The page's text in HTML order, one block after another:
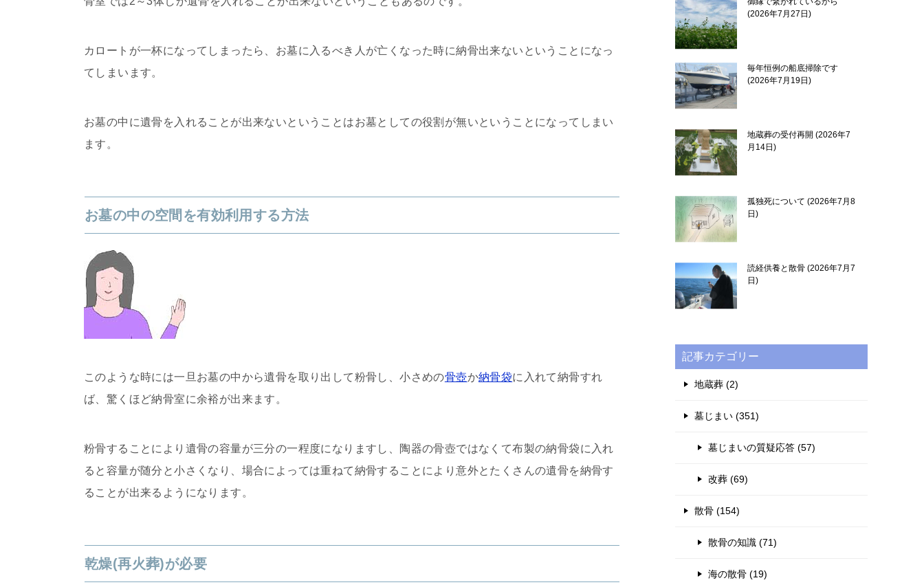
カロートが一杯になってしまったら、お墓に入るべき人が亡くなった時に納骨出来ないということになっ
てしまいます。
お墓の中に遺骨を入れることが出来ないということはお墓としての役割が無いということになってしまい
ます。
お墓の中の空間を有効利用する方法
このような時には一旦お墓の中から遺骨を取り出して粉骨し、小さめの骨壺か納骨袋に入れて納骨すれ
ば、驚くほど納骨室に余裕が出来ます。
粉骨することにより遺骨の容量が三分の一程度になりますし、陶器の骨壺ではなくて布製の納骨袋に入れ
ると容量が随分と小さくなり、場合によっては重ねて納骨することにより意外とたくさんの遺骨を納骨す
ることが出来るようになります。
乾燥(再火葬)が必要
2026年7月27日
毎年恒例の船底掃除です
2026年7月19日
地蔵葬の受付再開 2026年7
月14日
孤独死について 2026年7月8
日
読経供養と散骨 2026年7月7
日
記事カテゴリー
地蔵葬 (2)
墓じまい (351)
墓じまいの質疑応答 (57)
改葬 (69)
散骨 (154)
散骨の知識 (71)
海の散骨 (19)